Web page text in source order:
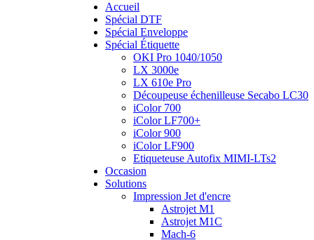
Accueil
Spécial DTF
Spécial Enveloppe
Spécial Étiquette
OKI Pro 1040/1050
LX 3000e
LX 610e Pro
Découpeuse échenilleuse Secabo LC30
iColor 700
iColor LF700+
iColor 900
iColor LF900
Etiqueteuse Autofix MIMI-LTs2
Occasion
Solutions
Impression Jet d'encre
Astrojet M1
Astrojet M1C
Mach-6